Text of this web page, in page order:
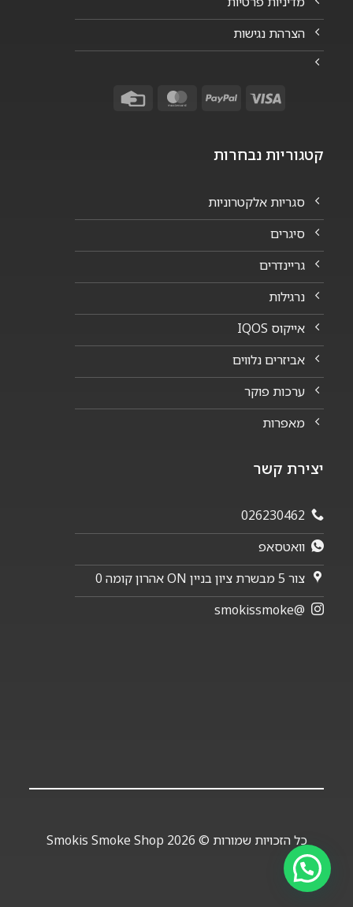
הצרהת נגישות
Visa
PayPal
MasterCard
קטגוריות נבחרות
סגריות אלקטרוניות
סיגרים
גריינדרים
נרגילות
אייקוס IQOS
אביזרים נלווים
ערכות פוקר
מאפרות
יצירת קשר
026230462
וואטסאפ
צור 5 מבשרת ציון בניין ON אהרון קומה 0
@smokissmoke
כל הזכויות שמורות © 2026 Smokis Smoke Shop